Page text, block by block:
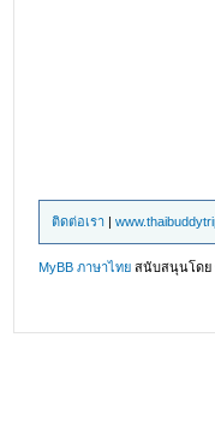
ติดต่อเรา |
MyBB ภาษาไทย สนับสนุนโดย